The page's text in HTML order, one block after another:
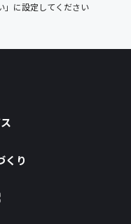
」に設定してください
くり